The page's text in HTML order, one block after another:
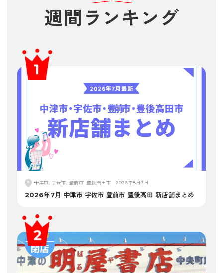
週間 ランキング
中津市, 宇佐市, 豊前市, 豊後高田市 2026年8月7日
2026年7月 中津市 宇佐市 豊前市 豊後高田 新店舗まとめ